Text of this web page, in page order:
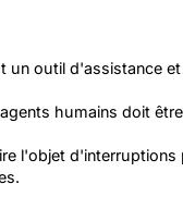
un outil d'assistance
humains doit
l'objet